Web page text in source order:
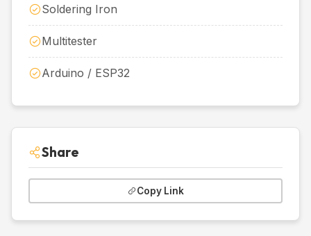
Soldering Iron
Multitester
Arduino / ESP32
Share
Copy Link